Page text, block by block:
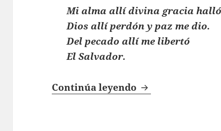
Mi alma allí divina gracia halló
Dios allí perdón y paz me dio.
Del pecado allí me libertó
El Salvador.
Continúa leyendo Años Mi Alma